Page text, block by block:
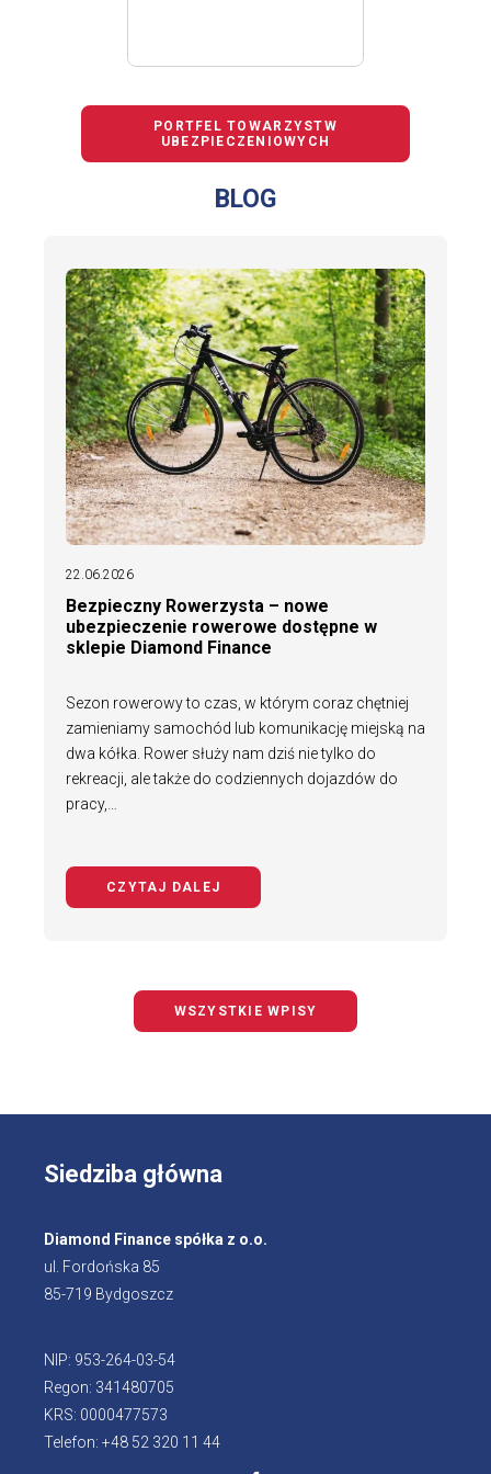
PORTFEL TOWARZYSTW
UBEZPIECZENIOWYCH
BLOG
22.06.2026
Bezpieczny Rowerzysta – nowe
ubezpieczenie rowerowe dostępne w
sklepie Diamond Finance
Sezon rowerowy to czas, w którym coraz chętniej
zamieniamy samochód lub komunikację miejską na
dwa kółka. Rower służy nam dziś nie tylko do
rekreacji, ale także do codziennych dojazdów do
pracy,…
CZYTAJ DALEJ
WSZYSTKIE WPISY
Siedziba główna
Diamond Finance spółka z o.o.
ul. Fordońska 85
85-719 Bydgoszcz
NIP: 953-264-03-54
Regon: 341480705
KRS: 0000477573
Telefon: +48 52 320 11 44